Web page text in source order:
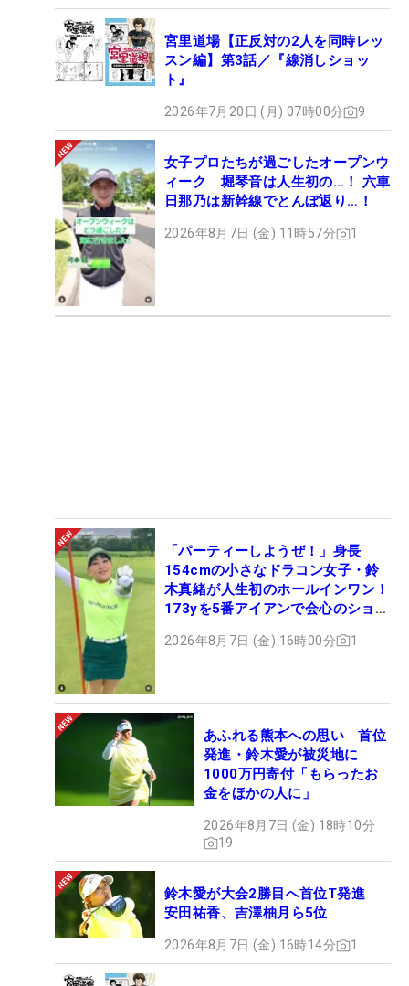
宮里道場【正反対の2人を同時レッ
スン編】第3話／『線消しショッ
ト』
2026年7月20日 (月) 07時00分 9
女子プロたちが過ごしたオープンウ
ィーク 堀琴音は人生初の…！ 六車
日那乃は新幹線でとんぼ返り…！
2026年8月7日 (金) 11時57分 1
「パーティーしようぜ！」身長
154cmの小さなドラコン女子・鈴
木真緒が人生初のホールインワン！
173yを5番アイアンで会心のショッ
2026年8月7日 (金) 16時00分 1
あふれる熊本への思い 首位
発進・鈴木愛が被災地に
1000万円寄付「もらったお
金をほかの人に」
2026年8月7日 (金) 18時10分
19
鈴木愛が大会2勝目へ首位T発進
安田祐香、吉澤柚月ら5位
2026年8月7日 (金) 16時14分 1